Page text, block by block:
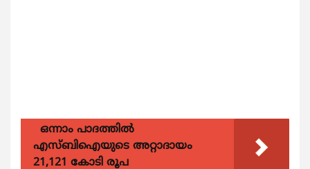
ഒന്നാം പാദത്തിൽ
എസ്ബിഐയുടെ അറ്റാദായം
21,121 കോടി രൂപ